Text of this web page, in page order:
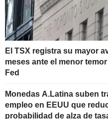
El TSX registra su mayor
meses ante el menor
Fed
Monedas A.Latina suben
empleo en EEUU que
probabilidad de alza de